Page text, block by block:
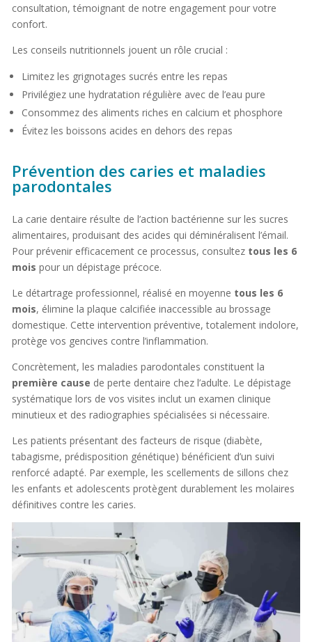
consultation, témoignant de notre engagement pour votre
confort.
Les conseils nutritionnels jouent un rôle crucial :
Limitez les grignotages sucrés entre les repas
Privilégiez une hydratation régulière avec de l’eau pure
Consommez des aliments riches en calcium et phosphore
Évitez les boissons acides en dehors des repas
Prévention des caries et maladies
parodontales
La carie dentaire résulte de l’action bactérienne sur les sucres
alimentaires, produisant des acides qui déminéralisent l’émail.
Pour prévenir efficacement ce processus, consultez tous les 6
mois pour un dépistage précoce.
Le détartrage professionnel, réalisé en moyenne tous les 6
mois, élimine la plaque calcifiée inaccessible au brossage
domestique. Cette intervention préventive, totalement indolore,
protège vos gencives contre l’inflammation.
Concrètement, les maladies parodontales constituent la
première cause de perte dentaire chez l’adulte. Le dépistage
systématique lors de vos visites inclut un examen clinique
minutieux et des radiographies spécialisées si nécessaire.
Les patients présentant des facteurs de risque (diabète,
tabagisme, prédisposition génétique) bénéficient d’un suivi
renforcé adapté. Par exemple, les scellements de sillons chez
les enfants et adolescents protègent durablement les molaires
définitives contre les caries.